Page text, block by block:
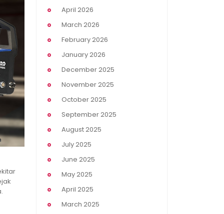
April 2026
March 2026
February 2026
January 2026
December 2025
November 2025
October 2025
September 2025
August 2025
July 2025
June 2025
May 2025
April 2025
March 2025